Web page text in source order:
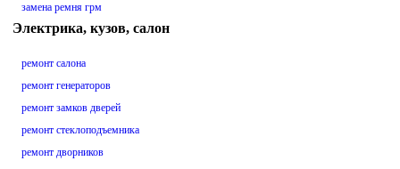
замена ремня грм
Электрика, кузов, салон
ремонт салона
ремонт генераторов
ремонт замков дверей
ремонт стеклоподъемника
ремонт дворников